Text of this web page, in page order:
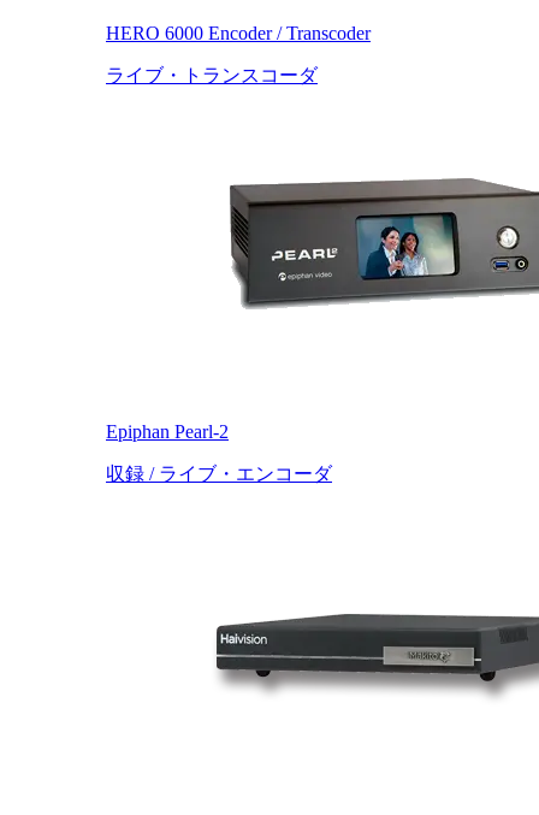
HERO 6000 Encoder / Transcoder
ライブ・トランスコーダ
Epiphan Pearl-2
収録 / ライブ・エンコーダ